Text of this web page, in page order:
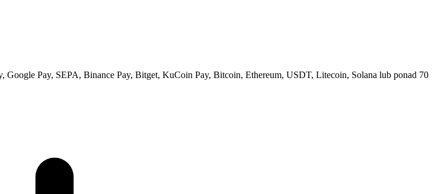
Google Pay, SEPA, Binance Pay, Bitget, KuCoin Pay, Bitcoin, Ethereum, USDT, Litecoin, Solana lub ponad 70